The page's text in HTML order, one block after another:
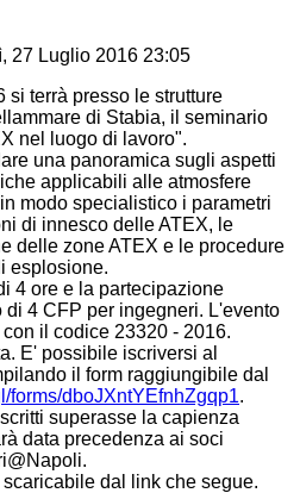
27 Luglio 2016 23:05
si terrà presso le strutture
di Stabia, il seminario
nel luogo di lavoro".
una panoramica sugli aspetti
applicabili alle atmosfere
modo specialistico i parametri
di innesco delle ATEX, le
delle zone ATEX e le procedure
esplosione.
4 ore e la partecipazione
4 CFP per ingegneri. L'evento
il codice 23320 - 2016.
E' possibile iscriversi al
il form raggiungibile dal
forms/dboJXntYEfnhZgqp1.
superasse la capienza
data precedenza ai soci
scaricabile dal link che segue.